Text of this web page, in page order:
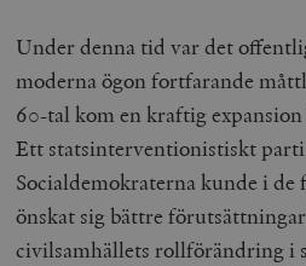
Under denna tid var det
moderna ögon fortfarande
60-tal kom en kraftig
Ett statsinterventionistiskt
Socialdemokraterna kunde i de
önskat sig bättre
civilsamhällets rollförändring i